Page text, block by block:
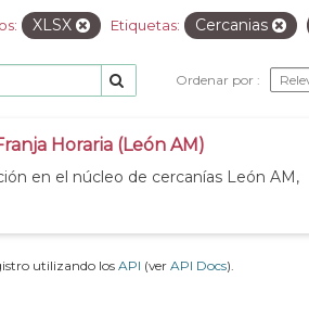
XLSX Etiquetas: Cercanias
Ordenar por
Horaria (León AM)
en el núcleo de cercanías León AM,
utilizando los API (ver API Docs).